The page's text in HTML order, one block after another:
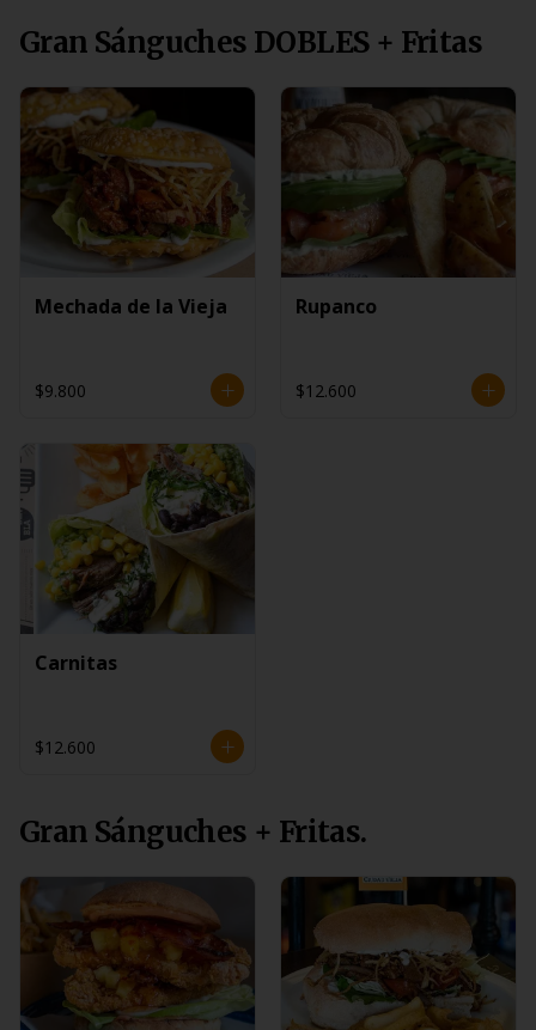
Gran Sánguches DOBLES + Fritas
Mechada de la Vieja
$9.800
Rupanco
$12.600
Carnitas
$12.600
Gran Sánguches + Fritas.